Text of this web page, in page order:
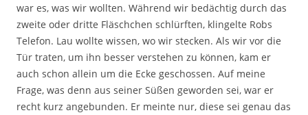
war es, was wir wollten. Während wir bedächtig durch das
zweite oder dritte Fläschchen schlürften, klingelte Robs
Telefon. Lau wollte wissen, wo wir stecken. Als wir vor die
Tür traten, um ihn besser verstehen zu können, kam er
auch schon allein um die Ecke geschossen. Auf meine
Frage, was denn aus seiner Süßen geworden sei, war er
recht kurz angebunden. Er meinte nur, diese sei genau das